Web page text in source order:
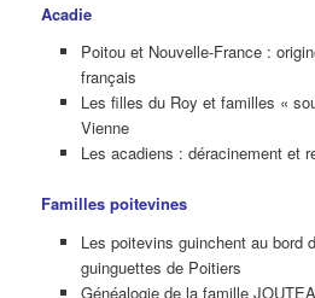
Acadie
Poitou et Nouvelle-France :
français
Les filles du Roy et familles «
Vienne
Les acadiens : déracinement et
Familles poitevines
Les poitevins guinchent au bord
guinguettes de Poitiers
Généalogie de la famille